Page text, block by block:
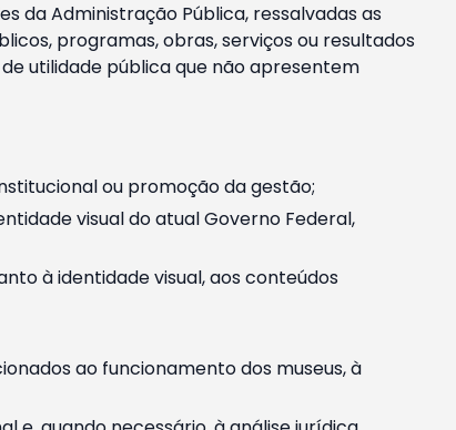
da Administração Pública, ressalvadas as
programas, obras, serviços ou resultados
utilidade pública que não apresentem
ou promoção da gestão;
visual do atual Governo Federal,
à identidade visual, aos conteúdos
ao funcionamento dos museus, à